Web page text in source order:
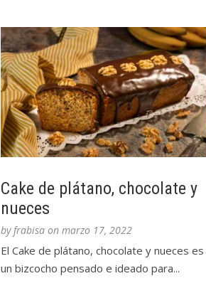
Cake de plátano, chocolate y
nueces
byfrabisa on marzo 17, 2022
El Cake de plátano, chocolate y nueces es
un bizcocho pensado e ideado para...